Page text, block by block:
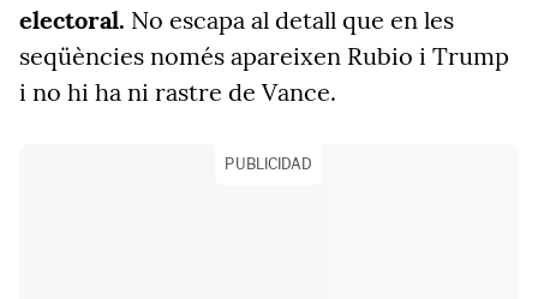
electoral. No escapa al detall que en les
seqüències només apareixen Rubio i Trump
i no hi ha ni rastre de Vance.
PUBLICIDAD